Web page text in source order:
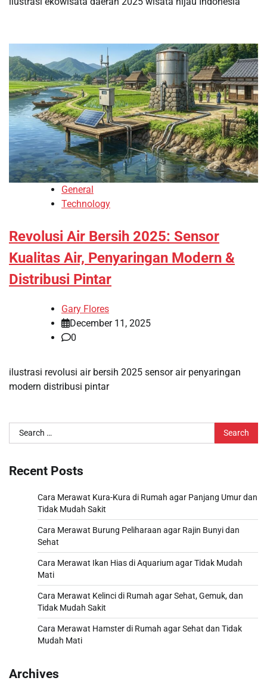
General
Technology
Revolusi Air Bersih 2025: Sensor
Kualitas Air, Penyaringan Modern &
Distribusi Pintar
Gary Flores
December 11, 2025
0
ilustrasi revolusi air bersih 2025 sensor air penyaringan
modern distribusi pintar
Search
for:
Recent Posts
Cara Merawat Kura-Kura di Rumah agar Panjang Umur dan
Tidak Mudah Sakit
Cara Merawat Burung Peliharaan agar Rajin Bunyi dan
Sehat
Cara Merawat Ikan Hias di Aquarium agar Tidak Mudah
Mati
Cara Merawat Kelinci di Rumah agar Sehat, Gemuk, dan
Tidak Mudah Sakit
Cara Merawat Hamster di Rumah agar Sehat dan Tidak
Mudah Mati
Archives